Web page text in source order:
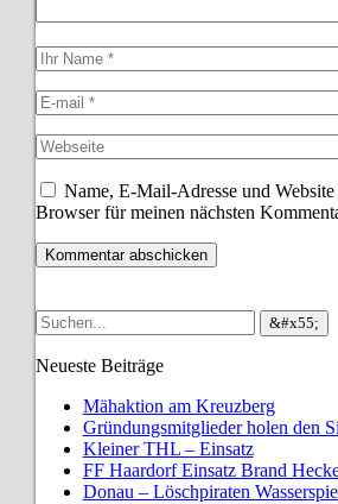
Name, E-Mail-Adresse und Website
Browser für meinen nächsten
Neueste Beiträge
Mähaktion am Kreuzberg
Gründungsmitglieder holen den
Kleiner THL – Einsatz
FF Haardorf Einsatz Brand
Donau – Löschpiraten